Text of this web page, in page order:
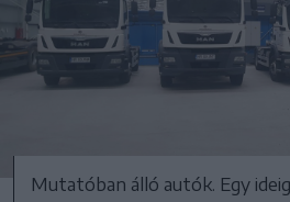
Mutatóban álló autók. Egy